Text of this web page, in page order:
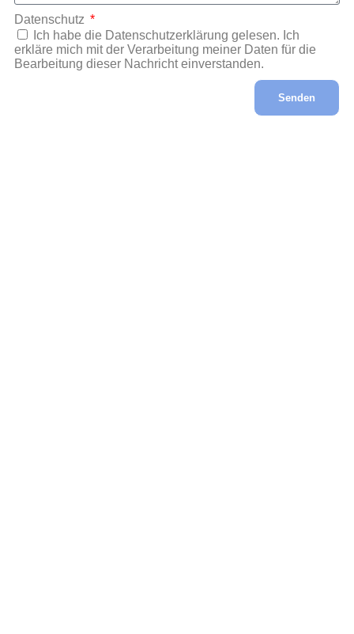
Datenschutz
Ich habe die Datenschutzerklärung gelesen. Ich
erkläre mich mit der Verarbeitung meiner Daten für die
Bearbeitung dieser Nachricht einverstanden.
Senden